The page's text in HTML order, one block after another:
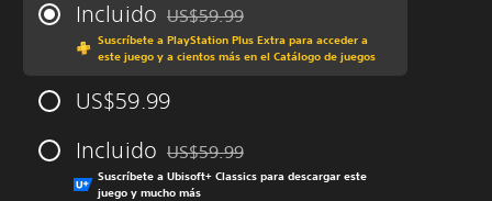
Incluido Rebajado del precio original de US$59.99
US$59.99
Suscríbete a PlayStation Plus Extra para acceder a
este juego y a cientos más en el Catálogo de juegos
US$59.99
Incluido Rebajado del precio original de US$59.99
US$59.99
Suscríbete a Ubisoft+ Classics para descargar este
juego y mucho más